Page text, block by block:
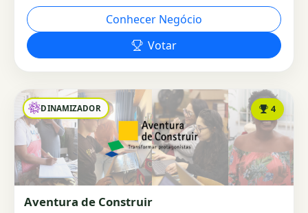
Conhecer Negócio
Votar
DINAMIZADOR 4
Aventura de Construir